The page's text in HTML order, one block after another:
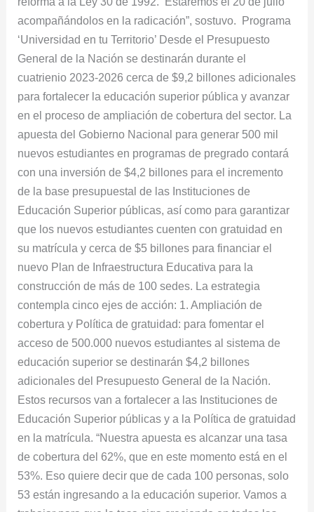
acompañándolos en la radicación”, sostuvo. Programa
‘Universid​ad en tu Territorio’ Desde el Presupuesto
General de la Nación se destinarán durante el
cuatrienio 2023-2026 cerca de $9,2 billones adicionales
para fortalecer la educación superior pública y avanzar
en el proceso de ampliación de cobertura del sector. La
apuesta del Gobierno Nacional para generar 500 mil
nuevos estudiantes en programas de pregrado contará
con una inversión de $4,2 billones para el incremento
de la base presupuestal de las Instituciones de
Educación Superior públicas, así como para garantizar
que los nuevos estudiantes cuenten con gratuidad en
su matrícula y cerca de $5 billones para financiar el
nuevo Plan de Infraestructura Educativa para la
construcción de más de 100 sedes. La estrategia
contempla cinco ejes de acción: 1. Ampliación de
cobertura y Política de gratuidad: para fomentar el
acceso de 500.000 nuevos estudiantes al sistema de
educación superior se destinarán $4,2 billones
adicionales del Presupuesto General de la Nación.
Estos recursos van a fortalecer a las Instituciones de
Educación Superior públicas y a la Política de gratuidad
en la matrícula. “Nuestra apuesta es alcanzar una tasa
de cobertura del 62%, que en este momento está en el
53%. Eso quiere decir que de cada 100 personas, solo
53 están ingresando a la educación superior. Vamos a